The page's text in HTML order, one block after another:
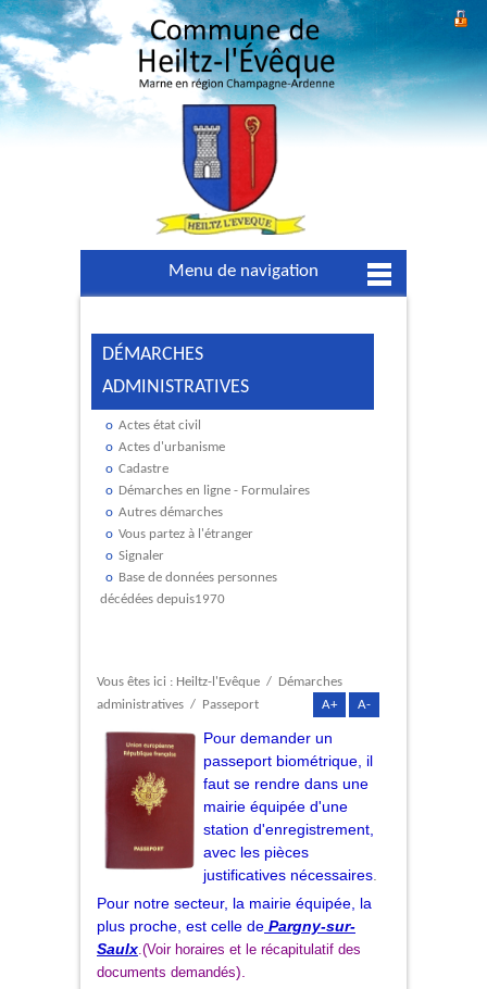
Menu de navigation
DÉMARCHES
ADMINISTRATIVES
Actes état civil
Actes d'urbanisme
Cadastre
Démarches en ligne - Formulaires
Autres démarches
Vous partez à l'étranger
Signaler
Base de données personnes
décédées depuis1970
Vous êtes ici : Heiltz-l'Evêque / Démarches
administratives / Passeport A+ A-
Pour demander un
passeport biométrique, il
faut se rendre dans une
mairie équipée d'une
station d'enregistrement,
avec les pièces
justificatives nécessaires
Pour notre secteur, la mairie équipée, la
plus proche, est celle de Pargny-sur-
Saulx .(Voir horaires et le récapitulatif des
documents demandés).